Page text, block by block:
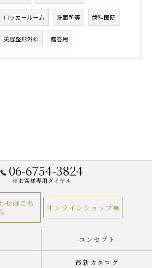
ロッカールーム 洗面所等 歯科医院
美容整形外科 贈答用
06-6754-3824
※お客様専用ダイヤル
せはこち
オンラインショップ
コンセプト
最新カタログ